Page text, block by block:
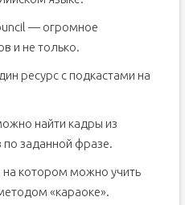
— огромное
и не только.
ресурс с подкастами на
найти кадры из
заданной фразе.
на котором можно учить
«караоке».